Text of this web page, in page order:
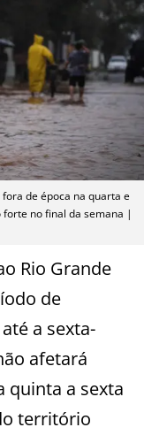
de época na quarta e
no final da semana |
Rio Grande
de
a sexta-
afetará
quinta a sexta
território